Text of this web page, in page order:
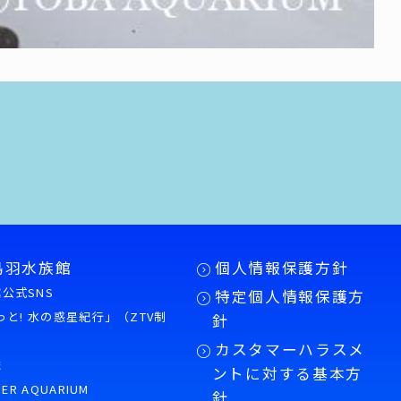
水族館
式SNS
と! 水の惑星紀行」（ZTV制
AQUARIUM
個人情報保護方針
特定個人情報保護方
針
カスタマーハラスメ
ントに対する基本方